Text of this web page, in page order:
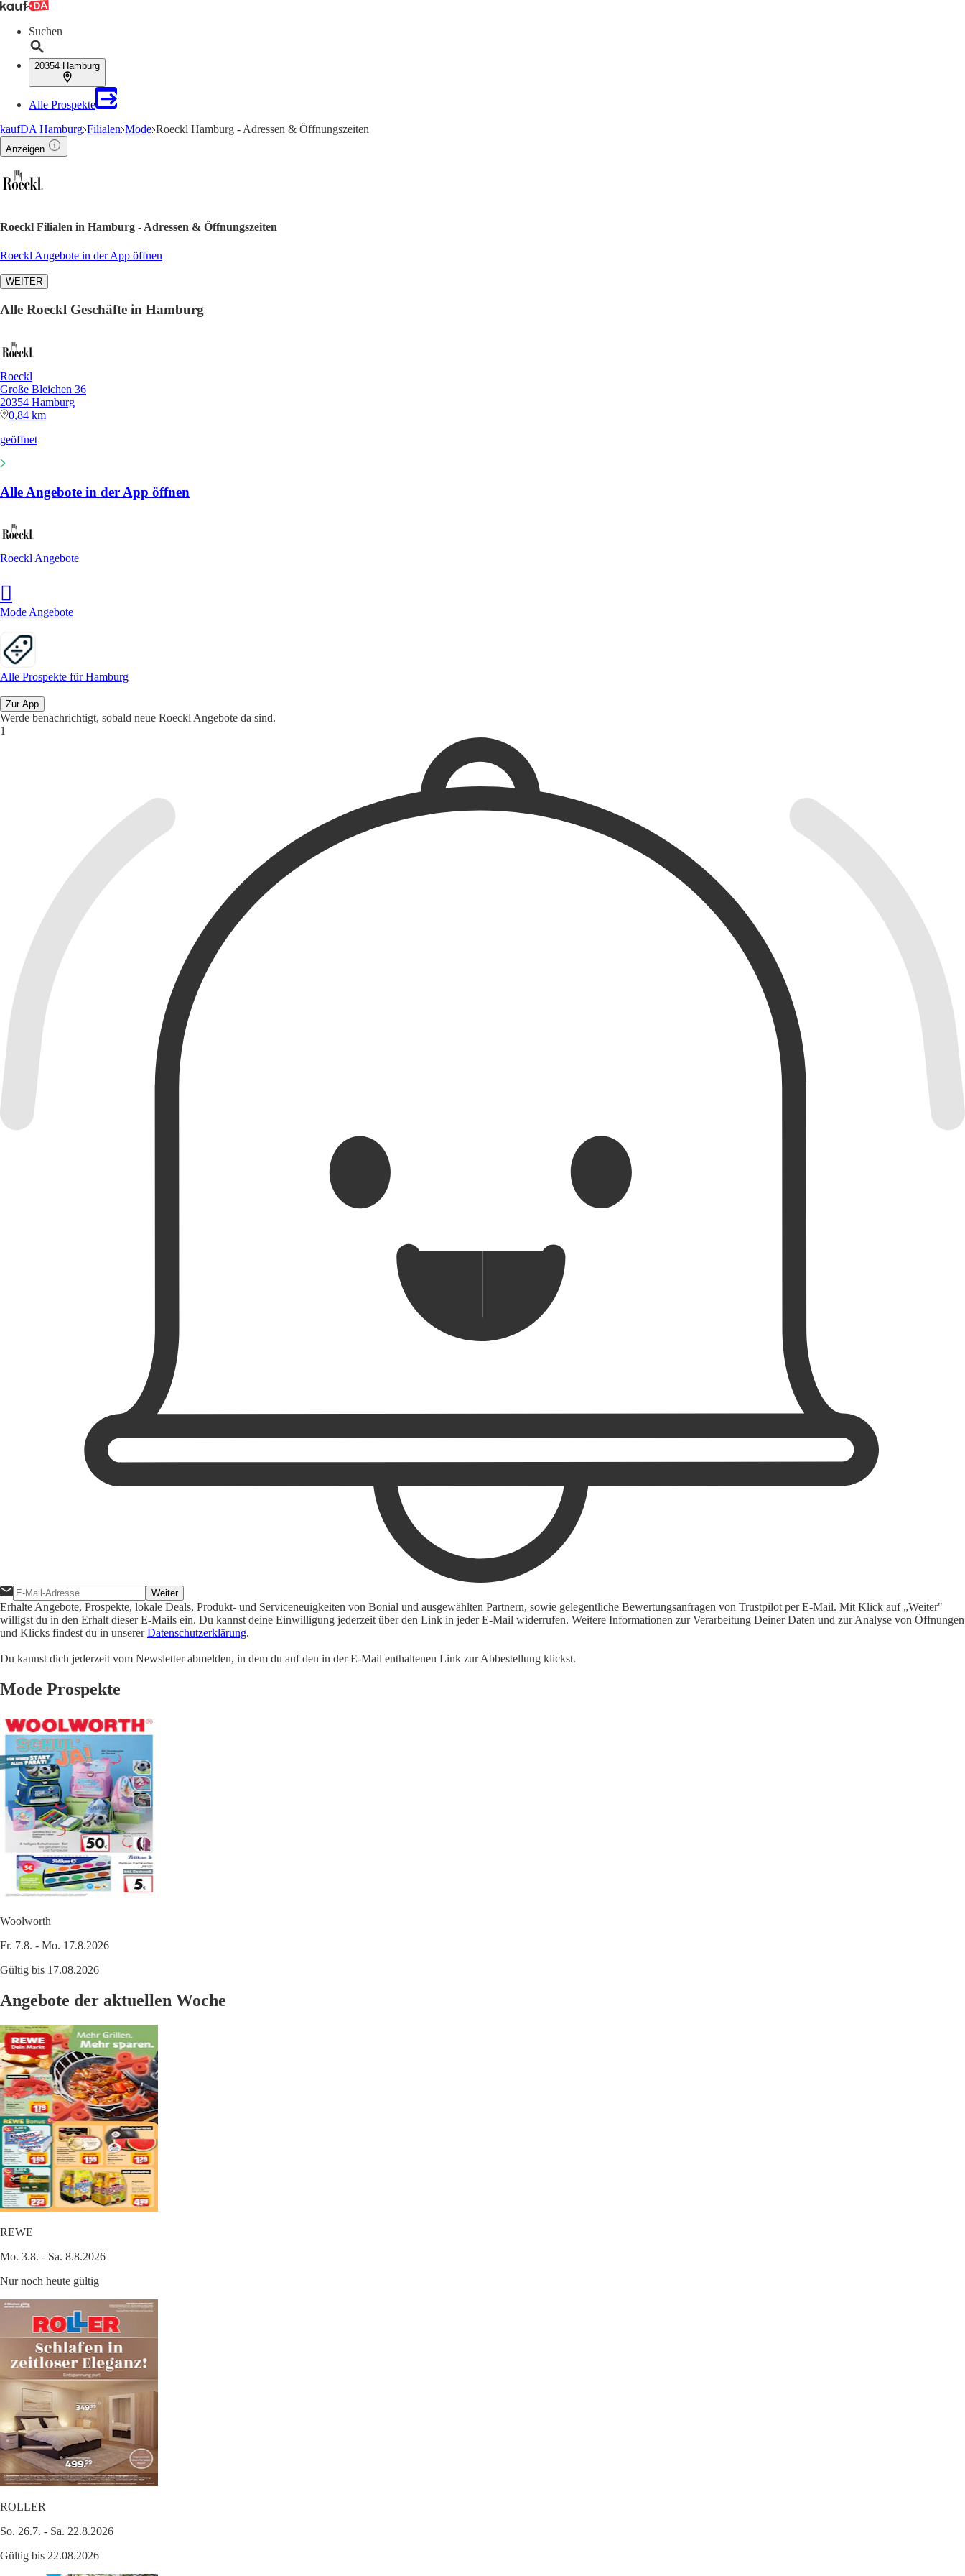
Suchen
20354 Hamburg
Alle Prospekte
kaufDA Hamburg Filialen Mode Roeckl Hamburg - Adressen & Öffnungszeiten
Anzeigen
Roeckl Filialen in Hamburg - Adressen & Öffnungszeiten
Roeckl Angebote in der App öffnen
WEITER
Alle Roeckl Geschäfte in Hamburg
Roeckl
Große Bleichen 36
20354 Hamburg
0,84 km
geöffnet
Alle Angebote in der App öffnen
Roeckl Angebote
Mode Angebote
Alle Prospekte für Hamburg
Zur App
Werde benachrichtigt, sobald neue Roeckl Angebote da sind.
Weiter
Erhalte Angebote, Prospekte, lokale Deals, Produkt- und Serviceneuigkeiten von Bonial und ausgewählten Partnern, sowie gelegentliche Bewertungsanfragen von Trustpilot per E-Mail. Mit Klick auf „Weiter"
willigst du in den Erhalt dieser E-Mails ein. Du kannst deine Einwilligung jederzeit über den Link in jeder E-Mail widerrufen. Weitere Informationen zur Verarbeitung Deiner Daten und zur Analyse von Öffnungen
und Klicks findest du in unsererDatenschutzerklärung.
Du kannst dich jederzeit vom Newsletter abmelden, in dem du auf den in der E-Mail enthaltenen Link zur Abbestellung klickst.
Mode Prospekte
Woolworth
Fr. 7.8. - Mo. 17.8.2026
Gültig bis 17.08.2026
Angebote der aktuellen Woche
REWE
Mo. 3.8. - Sa. 8.8.2026
Nur noch heute gültig
ROLLER
So. 26.7. - Sa. 22.8.2026
Gültig bis 22.08.2026